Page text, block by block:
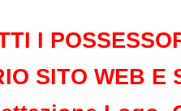
I
SITO WEB E